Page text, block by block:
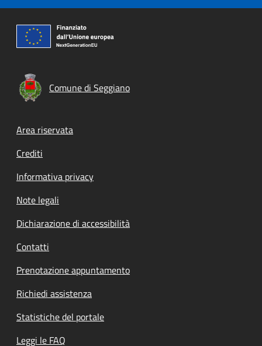
Comune di Seggiano
Footer menu
Area riservata
Crediti
Informativa privacy
Note legali
Dichiarazione di accessibilità
Contatti
Prenotazione appuntamento
Richiedi assistenza
Statistiche del portale
Leggi le FAQ